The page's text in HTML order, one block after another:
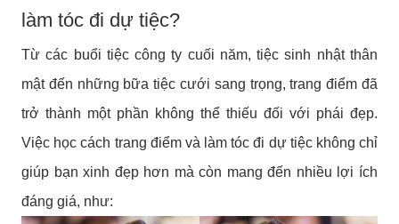
làm tóc đi dự tiệc?
Từ các buổi tiệc công ty cuối năm, tiệc sinh nhật thân
mật đến những bữa tiệc cưới sang trọng, trang điểm đã
trở thành một phần không thể thiếu đối với phái đẹp.
Việc học cách trang điểm và làm tóc đi dự tiệc không chỉ
giúp bạn xinh đẹp hơn mà còn mang đến nhiều lợi ích
đáng giá, như: